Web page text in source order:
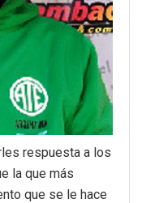
respuesta a los
la que más
que se le hace